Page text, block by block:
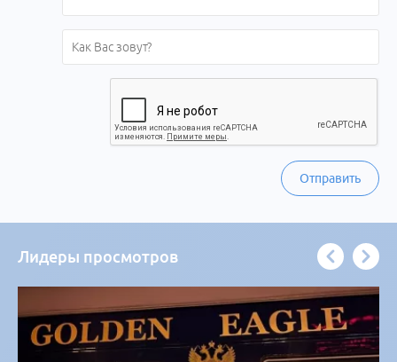
Отправить
Лидеры просмотров